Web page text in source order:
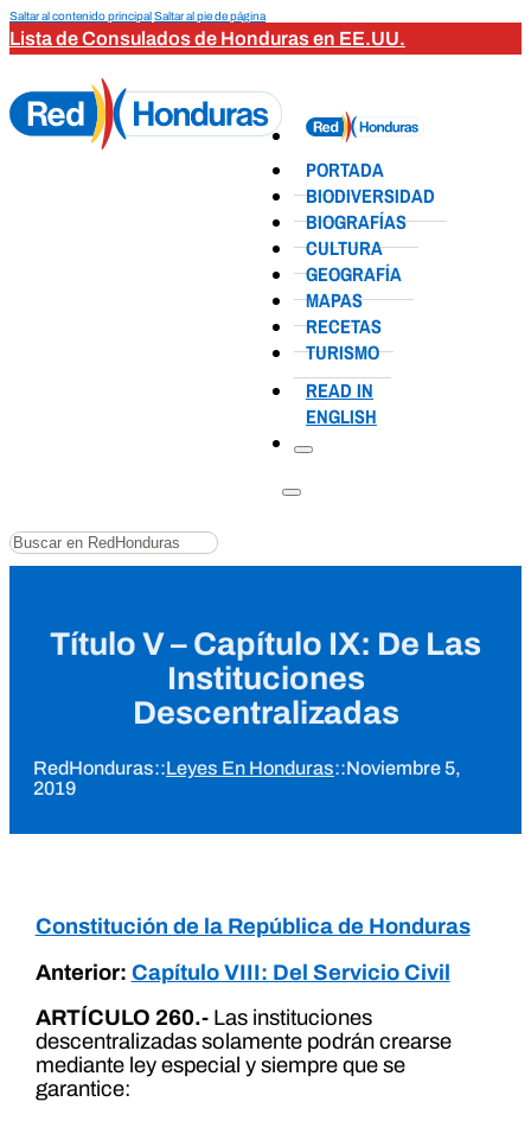
Saltar al contenido principalSaltar al pie de página
Lista de Consulados de Honduras en EE.UU.
PORTADA
BIODIVERSIDAD
BIOGRAFÍAS
CULTURA
GEOGRAFÍA
MAPAS
RECETAS
TURISMO
READ IN
ENGLISH
Buscar
Título V – Capítulo IX: De Las
Instituciones
Descentralizadas
RedHonduras::Leyes En Honduras::Noviembre 5,
2019
Constitución de la República de Honduras
Anterior: Capítulo VIII: Del Servicio Civil
ARTÍCULO 260.-Las instituciones
descentralizadas solamente podrán crearse
mediante ley especial y siempre que se
garantice: